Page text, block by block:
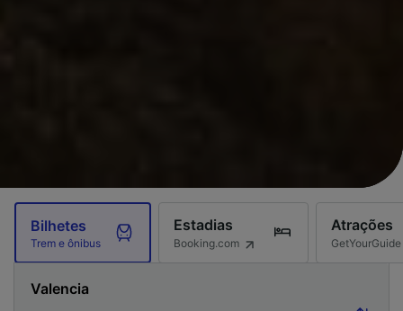
Bilhetes
Trem e ônibus
Estadias
Booking.com
Atrações
GetYourGuide